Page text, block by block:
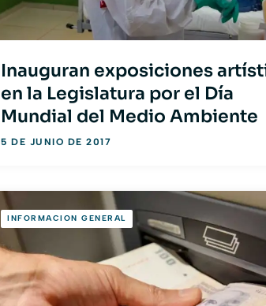
Inauguran exposiciones
en la Legislatura por el Día
Mundial del Medio Ambiente
5 DE JUNIO DE 2017
INFORMACION GENERAL